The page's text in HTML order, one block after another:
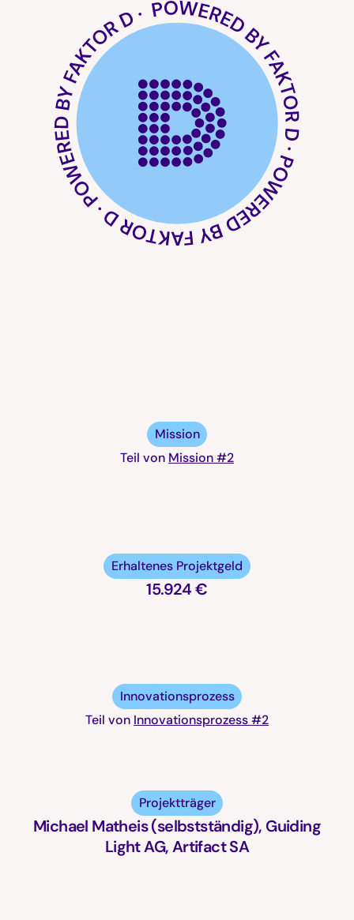
Mission
Teil von Mission #2
Erhaltenes Projektgeld
15.924 €
Innovationsprozess
Teil von Innovationsprozess #2
Projektträger
Michael Matheis (selbstständig), Guiding
Light AG, Artifact SA